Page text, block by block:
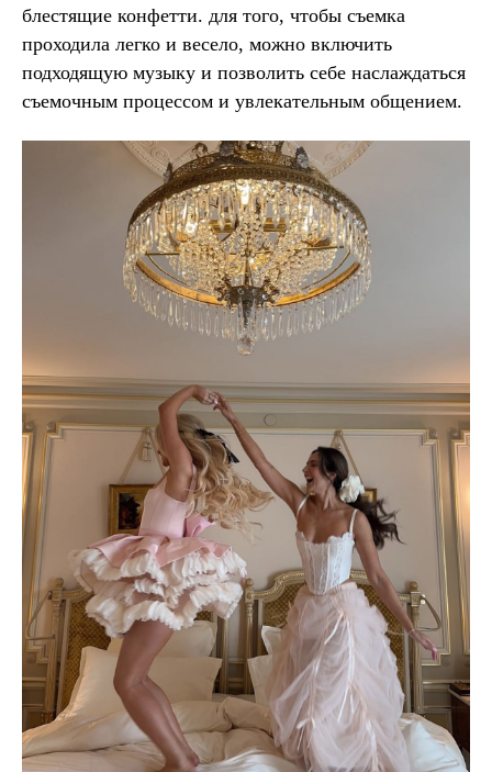
блестящие конфетти. для того, чтобы съемка
проходила легко и весело, можно включить
подходящую музыку и позволить себе наслаждаться
съемочным процессом и увлекательным общением.